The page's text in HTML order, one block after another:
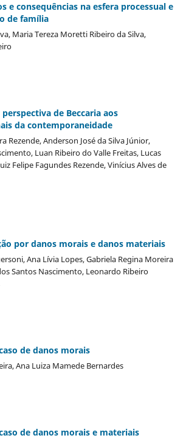
e consequências na esfera processual e
de família
Maria Tereza Moretti Ribeiro da Silva,
de Beccaria aos
da contemporaneidade
Rezende, Anderson José da Silva Júnior,
Luan Ribeiro do Valle Freitas, Lucas
Felipe Fagundes Rezende, Vinícius Alves de
por danos morais e danos materiais
Ana Lívia Lopes, Gabriela Regina Moreira
Santos Nascimento, Leonardo Ribeiro
de danos morais
Ana Luiza Mamede Bernardes
de danos morais e materiais